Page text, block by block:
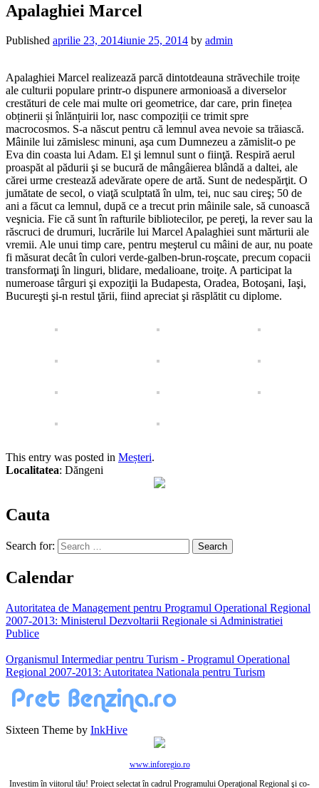
Apalaghiei Marcel
Published aprilie 23, 2014iunie 25, 2014 by admin
Apalaghiei Marcel realizează parcă dintotdeauna străvechile troițe
ale culturii populare printr-o dispunere armonioasă a diverselor
crestături de cele mai multe ori geometrice, dar care, prin finețea
obținerii și înlănțuirii lor, nasc compoziții ce trimit spre
macrocosmos. S-a născut pentru că lemnul avea nevoie sa trăiască.
Mâinile lui zămislesc minuni, aşa cum Dumnezeu a zămislit-o pe
Eva din coasta lui Adam. El şi lemnul sunt o fiinţă. Respiră aerul
proaspăt al pădurii şi se bucură de mângâierea blândă a daltei, ale
cărei urme crestează adevărate opere de artă. Sunt de nedespărţit. O
jumătate de secol, o viaţă sculptată în ulm, tei, nuc sau cireş; 50 de
ani a făcut ca lemnul, după ce a trecut prin mâinile sale, să cunoască
veşnicia. Fie că sunt în rafturile bibliotecilor, pe pereţi, la rever sau la
răscruci de drumuri, lucrările lui Marcel Apalaghiei sunt mărturii ale
vremii. Ale unui timp care, pentru meşterul cu mâini de aur, nu poate
fi măsurat decât în culori verde-galben-brun-roşcate, precum copacii
transformaţi în linguri, blidare, medalioane, troiţe. A participat la
numeroase târguri şi expoziţii la Budapesta, Oradea, Botoşani, Iaşi,
Bucureşti şi-n restul ţării, fiind apreciat şi răsplătit cu diplome.
This entry was posted in Meșteri.
Localitatea: Dăngeni
Cauta
Search for:
Calendar
Autoritatea de Management pentru Programul Operational Regional
2007-2013: Ministerul Dezvoltarii Regionale si Administratiei
Publice
Organismul Intermediar pentru Turism - Programul Operational
Regional 2007-2013: Autoritatea Nationala pentru Turism
Sixteen Theme by InkHive
www.inforegio.ro
Investim în viitorul tău! Proiect selectat în cadrul Programului Operaţional Regional şi co-